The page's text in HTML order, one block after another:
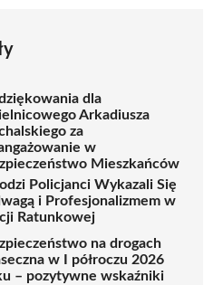
dla
Arkadiusza
za
w
Mieszkańców
Policjanci Wykazali Się
i Profesjonalizmem w
Ratunkowej
na drogach
w I półroczu 2026
– pozytywne wskaźniki